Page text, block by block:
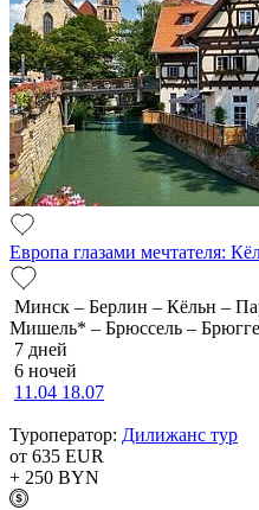
Европа глазами мечтателя:
Минск – Берлин – Кёльн –
Мишель* – Брюссель –
7 дней
6 ночей
11.04 18.07
Туроператор: Дилижанс тур
от 635 EUR
+ 250 BYN